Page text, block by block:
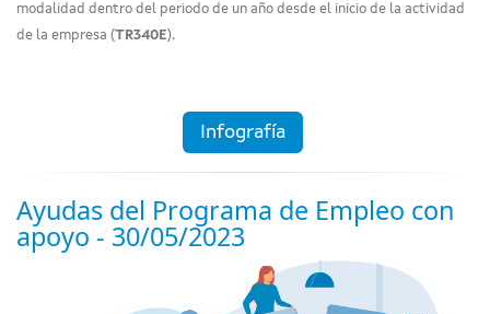
modalidad dentro del periodo de un año desde el inicio de la actividad
de la empresa (TR340E).
Infografía
Ayudas del Programa de Empleo con
apoyo - 30/05/2023